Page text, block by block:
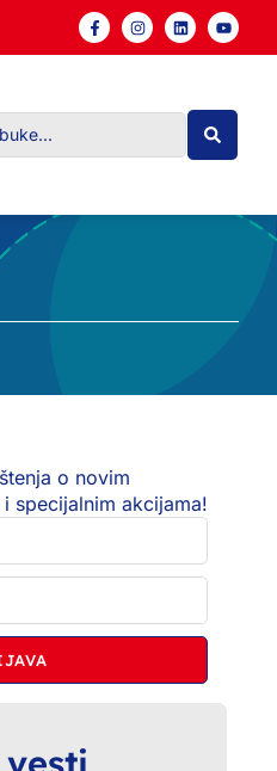
o novim
specijalnim akcijama!